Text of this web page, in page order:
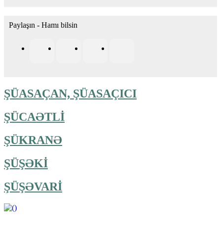
Paylaşın - Hamı bilsin
ŞÜASAÇAN, ŞÜASAÇICI
ŞÜCAƏTLİ
ŞÜKRANƏ
ŞÜŞƏKİ
ŞÜŞƏVARİ